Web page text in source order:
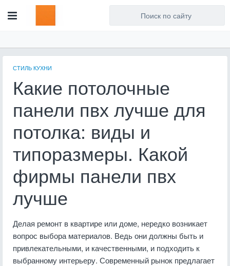
СТИЛЬ КУХНИ
Какие потолочные
панели пвх лучше для
потолка: виды и
типоразмеры. Какой
фирмы панели пвх
лучше
Делая ремонт в квартире или доме, нередко возникает
вопрос выбора материалов. Ведь они должны быть и
привлекательными, и качественными, и подходить к
выбранному интерьеру. Современный рынок предлагает
Для любых предложений по
сайту: artist71@cp9.ru